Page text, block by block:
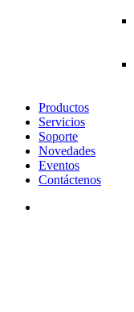
Productos
Servicios
Soporte
Novedades
Eventos
Contáctenos